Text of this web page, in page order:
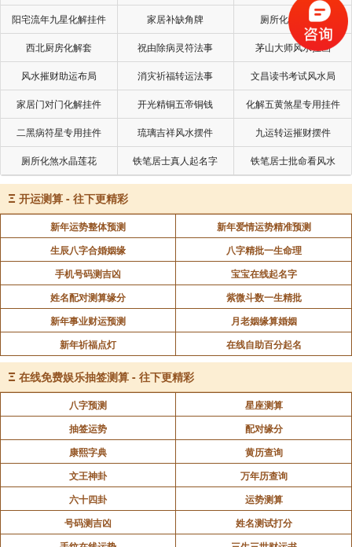
阳宅流年九星化解挂件 家居补缺角牌 厕所化秽气煞套
西北厨房化解套 祝由除病灵符法事 茅山大师风水挂画
风水摧财助运布局 消灾祈福转运法事 文昌读书考试风水局
家居门对门化解挂件 开光精铜五帝铜钱 化解五黄煞星专用挂件
二黑病符星专用挂件 琉璃吉祥风水摆件 九运转运摧财摆件
厕所化煞水晶莲花 铁笔居士真人起名字 铁笔居士批命看风水
Ξ 开运测算 - 往下更精彩
新年运势整体预测
新年爱情运势精准预测
生辰八字合婚姻缘
八字精批一生命理
手机号码测吉凶
宝宝在线起名字
姓名配对测算缘分
紫微斗数一生精批
新年事业财运预测
月老姻缘算婚姻
新年祈福点灯
在线自助百分起名
Ξ 在线免费娱乐抽签测算 - 往下更精彩
八字预测
星座测算
抽签运势
配对缘分
康熙字典
黄历查询
文王神卦
万年历查询
六十四卦
运势测算
号码测吉凶
姓名测试打分